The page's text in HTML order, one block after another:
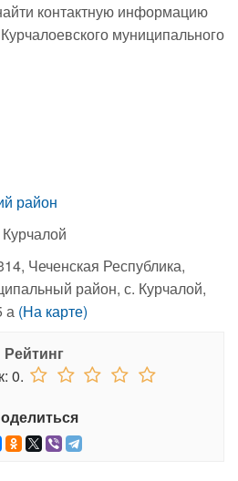
контактную информацию
муниципального
район
Курчалой
Чеченская Республика,
район, с. Курчалой,
а (На карте)
Рейтинг
0.